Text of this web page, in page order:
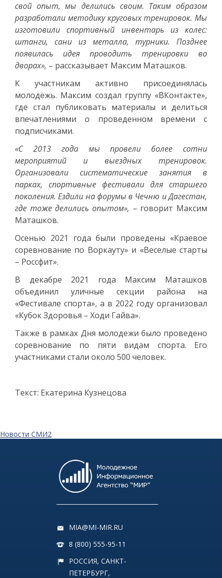
свой опыт, мы делились своим. Таким образом
разработали методику круговых тренировок. Мы
изготовили спортивный инвентарь из колес:
штанги, сани из металла, турники. Позднее
появилась идея проводить тренировки во
дворах», – рассказывает Максим Маташков.
К участникам активно присоединялась
молодёжь. Максим создал группу «ВКонтакте»,
где стал публиковать материалы и делиться
впечатлениями о проведенном времени с
подписчиками.
«С 2013 года мы провели более сотни
мероприятий и выездных тренировок.
Организовали систематические занятия в
парках, спортивные фестивали для старшего
поколения. Ездили на форумы в Чечню и Дагестан,
где тоже делились опытом», – говорит Максим
Маташков.
Осенью 2021 года были проведены «Краевое
соревнование по Воркауту» и «Веселые старты
– Россфит».
В декабре 2021 года Максим Маташков
объединил уличные секции района на
«Фестивале спорта», а в 2022 году организовал
«Кубок Здоровья – Ходи Гайва».
Также в рамках Дня молодежи было проведено
соревнование по пяти видам спорта. Его
участниками стали около 500 человек.
Текст: Екатерина Кузнецова
Новости СМИ2
MIA@MI-MIR.RU
8 (800) 555-95-11
РОССИЯ, САНКТ-
ПЕТЕРБУРГ,